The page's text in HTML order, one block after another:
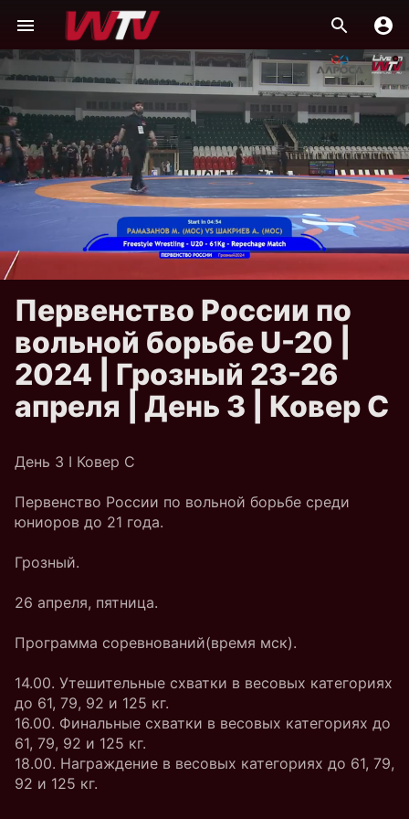
Первенство России по
вольной борьбе U-20 |
2024 | Грозный 23-26
апреля | День 3 | Ковер C
День 3 I Ковер C
Первенство России по вольной борьбе среди
юниоров до 21 года.
Грозный.
26 апреля, пятница.
Программа соревнований(время мск).
14.00. Утешительные схватки в весовых категориях
до 61, 79, 92 и 125 кг.
16.00. Финальные схватки в весовых категориях до
61, 79, 92 и 125 кг.
18.00. Награждение в весовых категориях до 61, 79,
92 и 125 кг.